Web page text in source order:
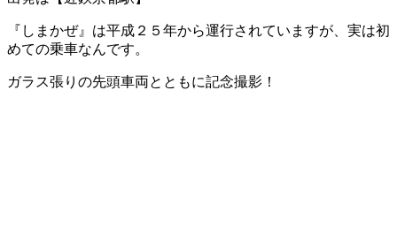
『しまかぜ』は平成２５年から運行されていますが、実は初
めての乗車なんです。
ガラス張りの先頭車両とともに記念撮影！